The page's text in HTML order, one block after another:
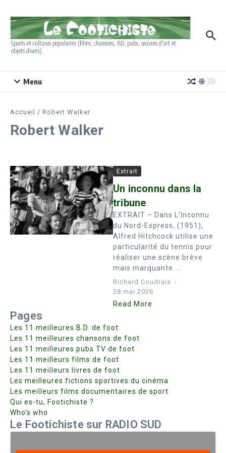
Sports et cultures populaires (films, chansons, BD, pubs, œuvres d'art et
objets divers)
Menu
Accueil / Robert Walker
Robert Walker
Extrait
Un inconnu dans la
tribune
EXTRAIT – Dans L’Inconnu
du Nord-­Express, (1951),
Alfred Hitchcock utilise une
particularité du tennis pour
réaliser une scène brève
mais marquante....
Richard Coudrais
28 mai 2026
Read More
Pages
Les 11 meilleures B.D. de foot
Les 11 meilleures chansons de foot
Les 11 meilleures pubs TV de foot
Les 11 meilleurs films de foot
Les 11 meilleurs livres de foot
Les meilleures fictions sportives du cinéma
Les meilleurs films documentaires de sport
Qui es-tu, Footichiste ?
Who’s who
Le Footichiste sur RADIO SUD